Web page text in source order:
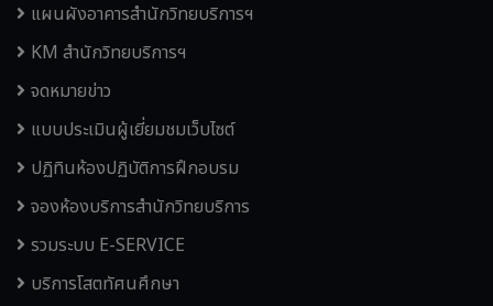
แผนผังอาคารสำนักวิทยบริการฯ
KM สำนักวิทยบริการฯ
จดหมายข่าว
แบบประเมินผู้เยี่ยมชมเว็บไซต์
ปฏิทินห้องปฏิบัติการฝึกอบรม
จองห้องบริการสำนักวิทยบริการ
รวมระบบ E-SERVICE
บริการโสตทัศนศึกษา